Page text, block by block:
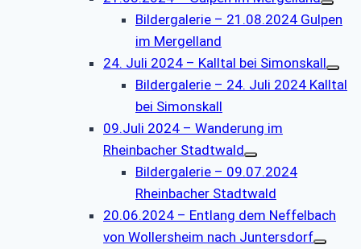
Bildergalerie – 21.08.2024 Gulpen
im Mergelland
24. Juli 2024 – Kalltal bei Simonskall
Bildergalerie – 24. Juli 2024 Kalltal
bei Simonskall
09.Juli 2024 – Wanderung im
Rheinbacher Stadtwald
Bildergalerie – 09.07.2024
Rheinbacher Stadtwald
20.06.2024 – Entlang dem Neffelbach
von Wollersheim nach Juntersdorf